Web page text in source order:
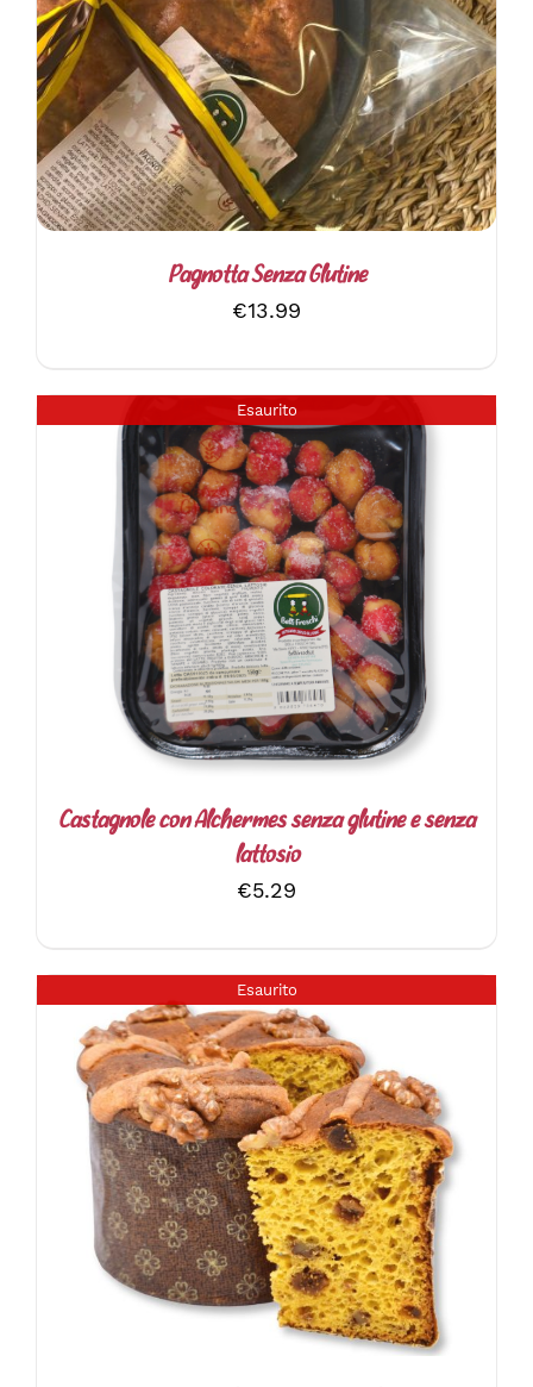
AGGIUNGI AL CARRELLO DETTAGLI
Pagnotta Senza Glutine
€13.99
Esaurito
DETTAGLI
Castagnole con Alchermes senza glutine e senza
lattosio
€5.29
Esaurito
DETTAGLI